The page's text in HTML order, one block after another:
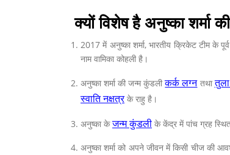
क्यों विशेष है अनुष्का शर्मा
2017 में अनुष्का शर्मा, भारतीय क्रिकेट टीम के
नाम वामिका कोहली है।
अनुष्का शर्मा की जन्म कुंडलीकर्क लग्नतथातुला
स्वाति नक्षत्रके राहु है।
अनुष्का केजन्म कुंडली के केंद्र में पांच ग्रह
अनुष्का शर्मा को अपने जीवन में किसी चीज की